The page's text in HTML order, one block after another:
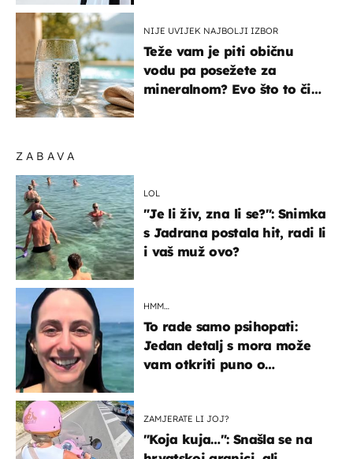
ZABAVA
LOL
"Je li živ, zna li se?": Snimka
s Jadrana postala hit, radi li
i vaš muž ovo?
HMM…
To rade samo psihopati:
Jedan detalj s mora može
vam otkriti puno o
ZAMJERATE LI JOJ?
"Koja kuja…": Snašla se na
NIJE UVIJEK NAJBOLJI IZBOR
Teže vam je piti običnu
vodu pa posežete za
mineralnom? Evo što to čini